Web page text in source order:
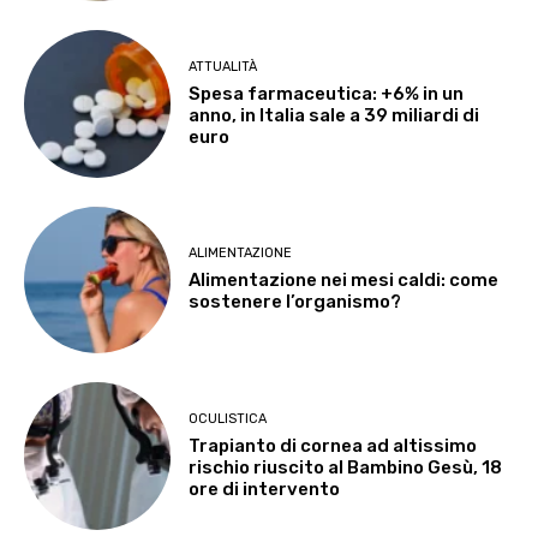
ATTUALITÀ
Spesa farmaceutica: +6% in un
anno, in Italia sale a 39 miliardi di
euro
ALIMENTAZIONE
Alimentazione nei mesi caldi: come
sostenere l’organismo?
OCULISTICA
Trapianto di cornea ad altissimo
rischio riuscito al Bambino Gesù, 18
ore di intervento